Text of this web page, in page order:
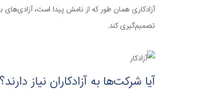
آزادکاری همان طور که از نامش پیدا است،
تصمیم‌گیری کند.
آیا شرکت‌ها به آزادکاران نیاز دارند؟